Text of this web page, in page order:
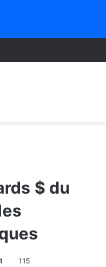
$ du
115